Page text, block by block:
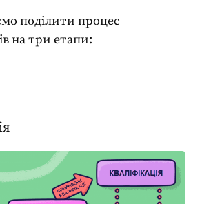
поділити процес
на три етапи: